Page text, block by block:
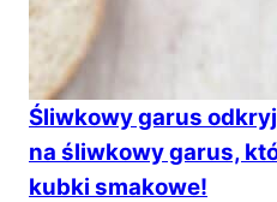
Śliwkowy garus
na śliwkowy garus,
kubki smakowe!